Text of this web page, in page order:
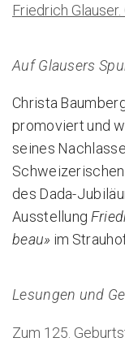
Friedrich
Auf Glausers
Christa
promoviert und
seines
des Dada-
Ausstellung
beau» im
Lesungen und
Zum 125.